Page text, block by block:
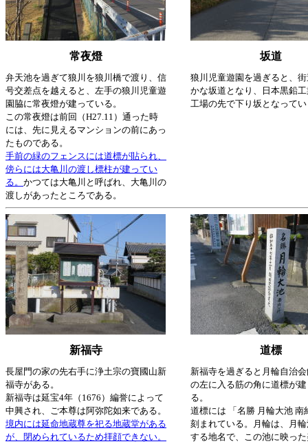
常夜燈 坂道
弁天池を過ぎて狼川を狼川橋で渡り、信
号交差点を越えると、左手の狼川児童遊
園脇に常夜燈が建っている。
この常夜燈は前回（H27.11）通った時
には、先に見えるマンションの前にあっ
たものである。
手前の緑のフェンスには道標が貼られ、
傍らには大亀川の渡し標柱が建ってい
る。 かつては大亀川と呼ばれ、大亀川の
渡しがあったところである。
狼川児童遊園を過ぎると、
かな坂道となり、日本黒鉛
工場の先で下り坂となって
新福寺 道標
長屋門の家の先右手に浄土宗の寶國山新
福寺がある。
新福寺は延宝4年（1676）編誉によって
中興され、ご本尊は阿弥陀如来である。
境内には延命地蔵尊を祀る地蔵堂がある
が、閉められているため拝顔できない。
新福寺を過ぎると月輪自治
の左に入る筋の角に道標が
る。
道標には 「名勝 月輪大池 南
刻まれている。月輪は、月
する地名で、この池に映っ